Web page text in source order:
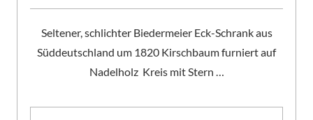
Seltener, schlichter Biedermeier Eck-Schrank aus
Süddeutschland um 1820 Kirschbaum furniert auf
Nadelholz Kreis mit Stern …